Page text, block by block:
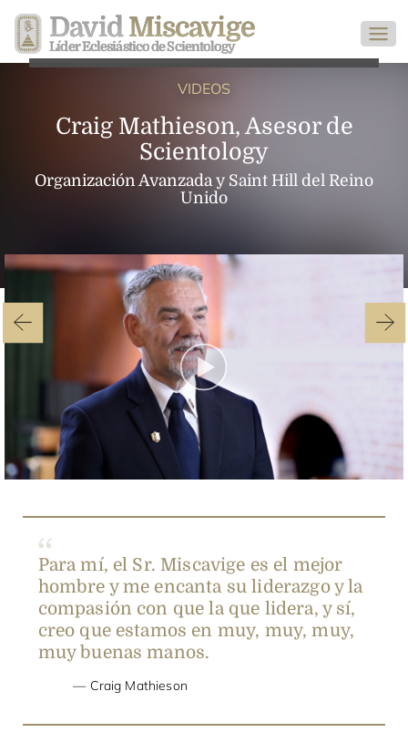
David Miscavige
Líder Eclesiástico de Scientology
VIDEOS
Craig Mathieson, Asesor de
Scientology
Organización Avanzada y Saint Hill del Reino
Unido
Play
Video
Para mí, el Sr. Miscavige es el mejor
hombre y me encanta su liderazgo y la
compasión con que la que lidera, y sí,
creo que estamos en muy, muy, muy,
muy buenas manos.
Craig Mathieson